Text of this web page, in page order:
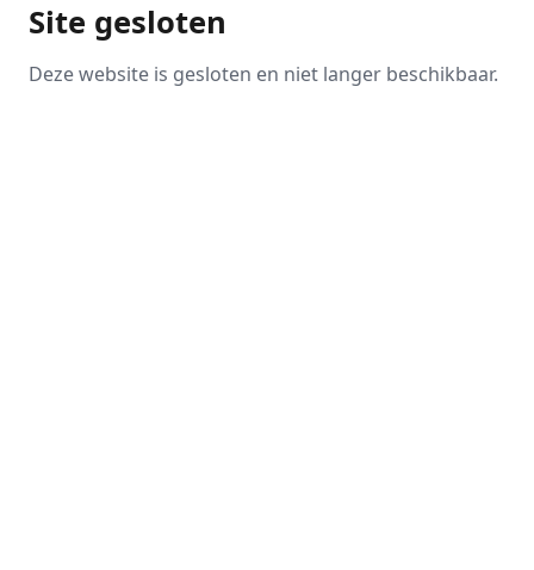
Site gesloten
Deze website is gesloten en niet langer beschikbaar.